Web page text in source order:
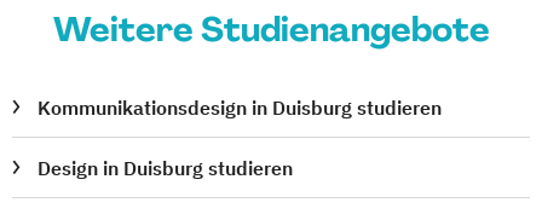
Weitere Studienangebote
Kommunikationsdesign in Duisburg studieren
Design in Duisburg studieren